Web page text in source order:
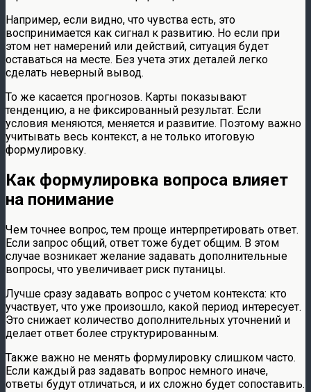
Например, если видно, что чувства есть, это
воспринимается как сигнал к развитию. Но если при
этом нет намерений или действий, ситуация будет
оставаться на месте. Без учета этих деталей легко
сделать неверный вывод.
То же касается прогнозов. Карты показывают
тенденцию, а не фиксированный результат. Если
условия меняются, меняется и развитие. Поэтому важно
учитывать весь контекст, а не только итоговую
формулировку.
Как формулировка вопроса влияет
на понимание
Чем точнее вопрос, тем проще интерпретировать ответ.
Если запрос общий, ответ тоже будет общим. В этом
случае возникает желание задавать дополнительные
вопросы, что увеличивает риск путаницы.
Лучше сразу задавать вопрос с учетом контекста: кто
участвует, что уже произошло, какой период интересует.
Это снижает количество дополнительных уточнений и
делает ответ более структурированным.
Также важно не менять формулировку слишком часто.
Если каждый раз задавать вопрос немного иначе,
ответы будут отличаться, и их сложно будет сопоставить.